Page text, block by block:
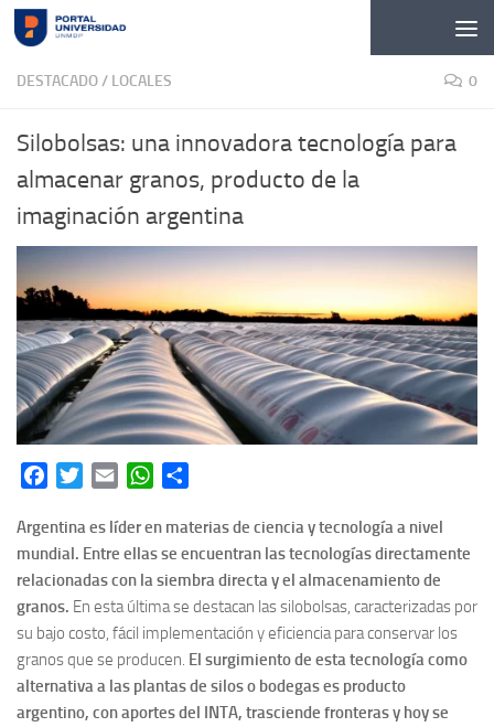
Skip to content
DESTACADO/ LOCALES 0
Silobolsas: una innovadora tecnología para
almacenar granos, producto de la
imaginación argentina
FacebookTwitterEmail WhatsApp
Argentina es líder en materias de ciencia y tecnología a nivel
mundial. Entre ellas se encuentran las tecnologías directamente
relacionadas con la siembra directa y el almacenamiento de
granos. En esta última se destacan las silobolsas, caracterizadas por
su bajo costo, fácil implementación y eficiencia para conservar los
granos que se producen. El surgimiento de esta tecnología como
alternativa a las plantas de silos o bodegas es producto
argentino, con aportes del INTA, trasciende fronteras y hoy se